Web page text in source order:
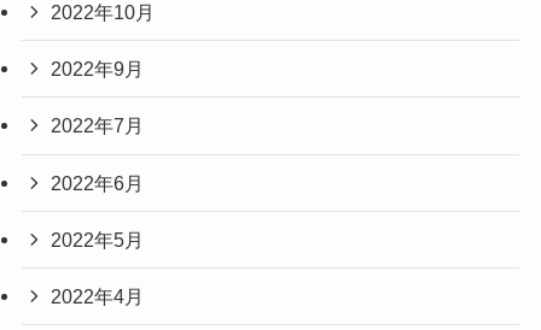
2022年10月
2022年9月
2022年7月
2022年6月
2022年5月
2022年4月